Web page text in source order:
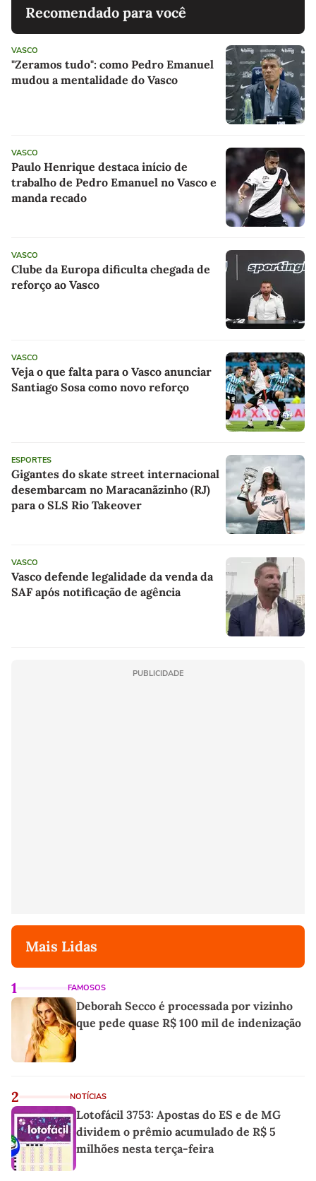
Recomendado para você
VASCO
"Zeramos tudo": como Pedro Emanuel
mudou a mentalidade do Vasco
VASCO
Paulo Henrique destaca início de
trabalho de Pedro Emanuel no Vasco e
manda recado
VASCO
Clube da Europa dificulta chegada de
reforço ao Vasco
VASCO
Veja o que falta para o Vasco anunciar
Santiago Sosa como novo reforço
ESPORTES
Gigantes do skate street internacional
desembarcam no Maracanãzinho (RJ)
para o SLS Rio Takeover
VASCO
Vasco defende legalidade da venda da
SAF após notificação de agência
PUBLICIDADE
Mais Lidas
1 FAMOSOS
Deborah Secco é processada por vizinho
que pede quase R$ 100 mil de indenização
2 NOTÍCIAS
Lotofácil 3753: Apostas do ES e de MG
dividem o prêmio acumulado de R$ 5
milhões nesta terça-feira